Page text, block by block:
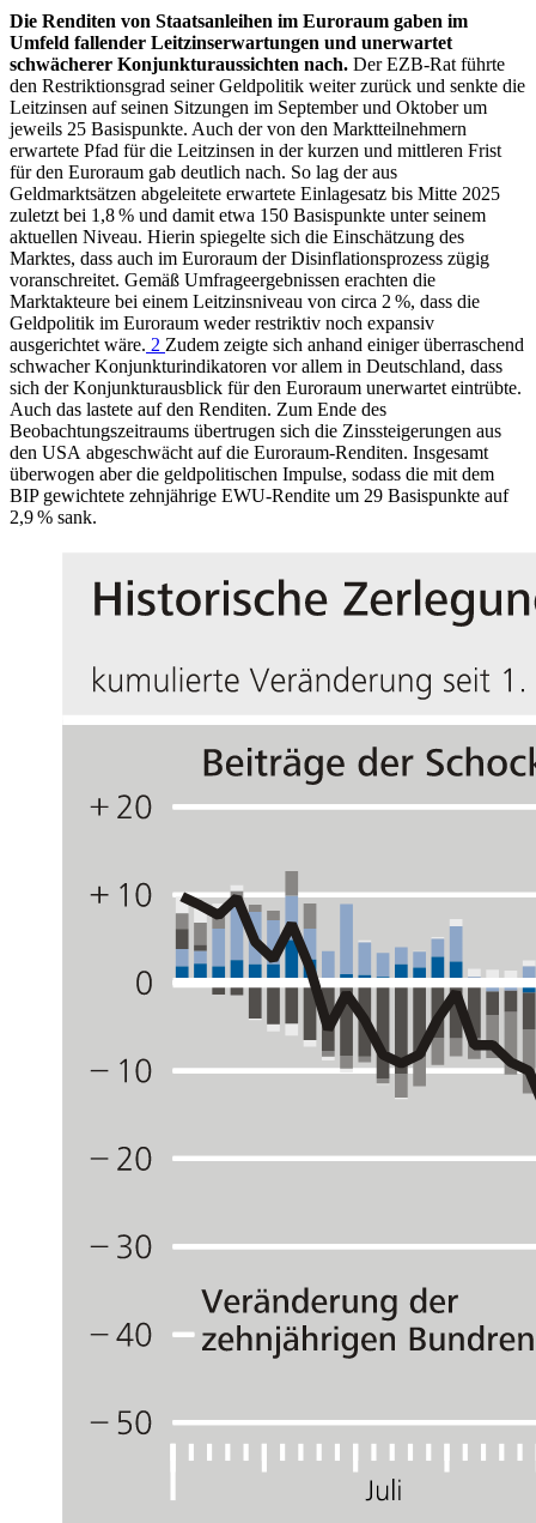
Die Renditen von Staatsanleihen im Euroraum gaben im
Umfeld fallender Leitzinserwartungen und unerwartet
schwächerer Konjunkturaussichten nach. DerEZB-Rat führte
den Restriktionsgrad seiner Geldpolitik weiter zurück und senkte die
Leitzinsen auf seinen Sitzungen im September und Oktober um
jeweils 25 Basispunkte. Auch der von den Marktteilnehmern
erwartete Pfad für die Leitzinsen in der kurzen und mittleren Frist
für den Euroraum gab deutlich nach. So lag der aus
Geldmarktsätzen abgeleitete erwartete Einlagesatz bis Mitte 2025
zuletzt bei 1,8 % und damit etwa 150 Basispunkte unter seinem
aktuellen Niveau. Hierin spiegelte sich die Einschätzung des
Marktes, dass auch im Euroraum der Disinflationsprozess zügig
voranschreitet. Gemäß Umfrageergebnissen erachten die
Marktakteure bei einem Leitzinsniveau von circa 2 %, dass die
Geldpolitik im Euroraum weder restriktiv noch expansiv
ausgerichtet wäre. 2 Zudem zeigte sich anhand einiger überraschend
schwacher Konjunkturindikatoren vor allem in Deutschland, dass
sich der Konjunkturausblick für den Euroraum unerwartet eintrübte.
Auch das lastete auf den Renditen. Zum Ende des
Beobachtungszeitraums übertrugen sich die Zinssteigerungen aus
den USA abgeschwächt auf die Euroraum-Renditen. Insgesamt
überwogen aber die geldpolitischen Impulse, sodass die mit dem
BIPgewichtete zehnjährige EWU-Rendite um 29 Basispunkte auf
2,9 % sank.